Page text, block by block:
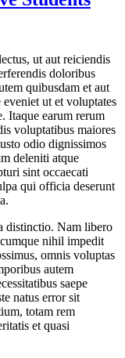
ut aut reiciendis
doloribus
quibusdam et aut
ut et voluptates
Itaque earum rerum
voluptatibus maiores
odio dignissimos
deleniti atque
sint occaecati
qui officia deserunt
distinctio. Nam libero
nihil impedit
omnis voluptas
autem
saepe
natus error sit
totam rem
et quasi